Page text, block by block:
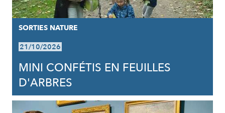
SORTIES NATURE
21/10/2026
MINI CONFÉTIS EN FEUILLES
D'ARBRES